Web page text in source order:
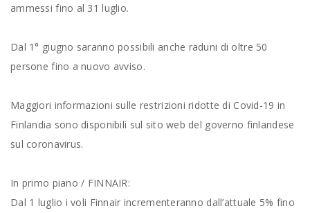
ammessi fino al 31 luglio.
Dal 1° giugno saranno possibili anche raduni di oltre 50
persone fino a nuovo avviso.
Maggiori informazioni sulle restrizioni ridotte di Covid-19 in
Finlandia sono disponibili sul sito web del governo finlandese
sul coronavirus.
In primo piano / FINNAIR:
Dal 1 luglio i voli Finnair incrementeranno dall’attuale 5% fino